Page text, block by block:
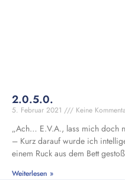
2.0.5.0.
5. Februar 2021 Keine
„Ach… E.V.A., lass mich doch
– Kurz darauf wurde ich
einem Ruck aus dem Bett
Weiterlesen »